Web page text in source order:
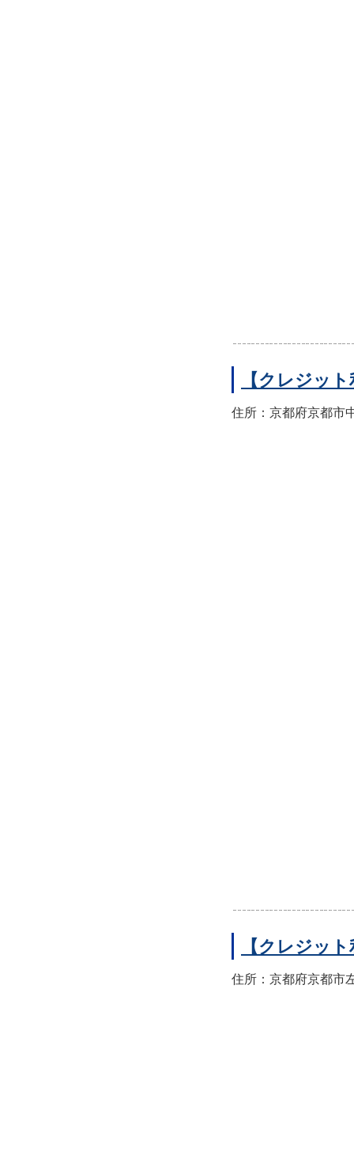
【クレジッ
住所：京都府京都市
【クレジッ
住所：京都府京都市